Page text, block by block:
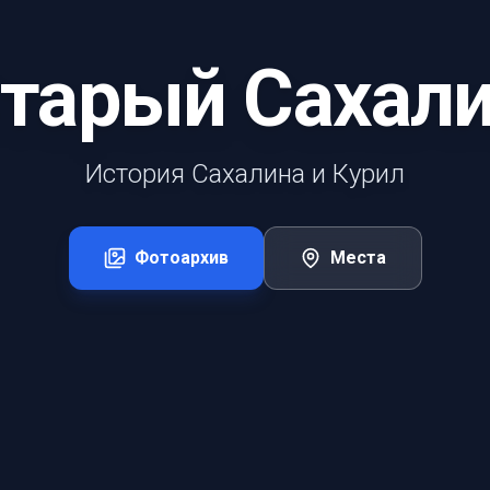
История Сахалина и Курил
Фотоархив Места